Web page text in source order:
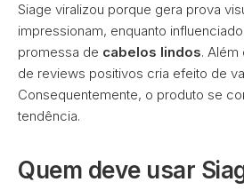
Siage viralizou porque gera prova
impressionam, enquanto
promessa de cabelos lindos. Além
de reviews positivos cria efeito de
Consequentemente, o produto se
tendência.
Quem deve usar